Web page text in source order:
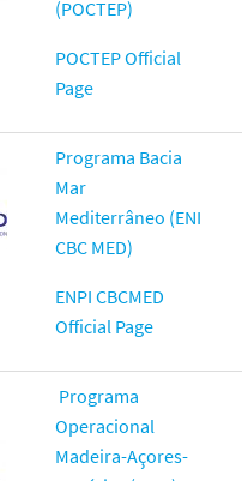
(POCTEP)
POCTEP Official
Page
Programa Bacia
Mar
Mediterrâneo (ENI
CBC MED)
ENPI CBCMED
Official Page
Programa
Operacional
Madeira-Açores-